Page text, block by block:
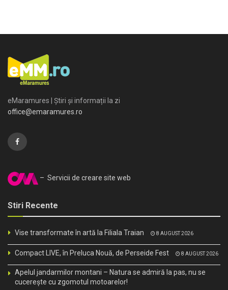
eMaramures | Știri și informații la zi
office@emaramures.ro
– Servicii de creare site web
Stiri Recente
Vise transformate în artă la Filiala Traian 8 AUGUST 2026
Compact LIVE, în Preluca Nouă, de Perseide Fest 8 AUGUST 2026
Apelul jandarmilor montani – Natura se admiră la pas, nu se
cucerește cu zgomotul motoarelor!